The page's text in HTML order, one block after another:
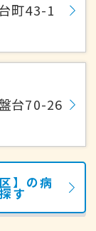
町43-1
台70-26
】の病
す